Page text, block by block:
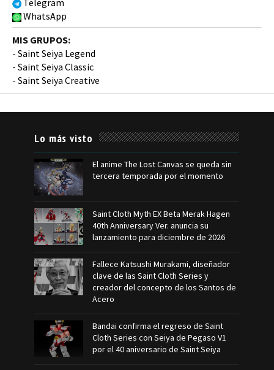
Telegram
WhatsApp
MIS GRUPOS:
- Saint Seiya Legend
- Saint Seiya Classic
- Saint Seiya Creative
Lo más visto
El anime The Lost Canvas se queda sin
tercera temporada por el momento
Saint Cloth Myth EX Beta Merak Hagen
40th Anniversary Ver. anuncia su
lanzamiento para diciembre de 2026
Fallece Katsushi Murakami, diseñador
clave de las Saint Cloth Series y
creador del concepto de los Santos de
Acero
Bandai confirma el regreso de Saint
Cloth Series con Seiya de Pegaso V1
por el 40 aniversario de Saint Seiya